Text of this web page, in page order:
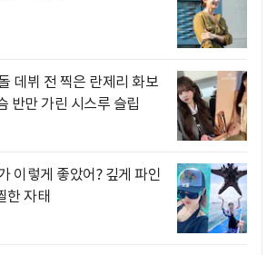
데뷔 전 찍은 란제리 화보
반만 가린 시스루 슬립
이렇게 좋았어? 깊게 파인
한 자태